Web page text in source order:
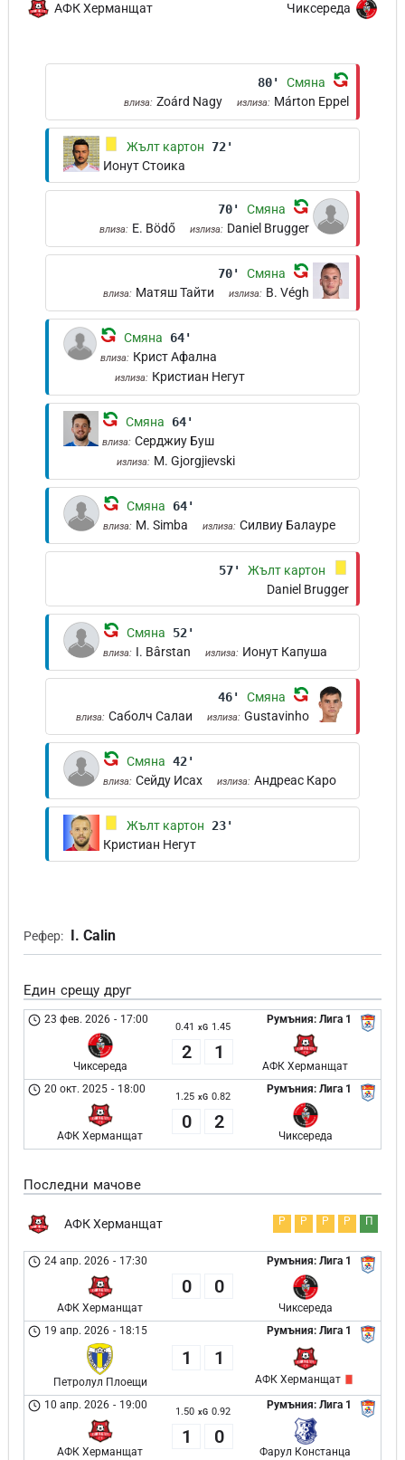
АФК Херманщат Чиксереда
80' Смяна
влиза: Zoárd Nagy излиза: Márton Eppel
Жълт картон
72'
Ионут Стоика
70' Смяна
влиза: E. Bödő излиза: Daniel Brugger
70' Смяна
влиза: Матяш Тайти излиза: B. Végh
Смяна 64'
влиза: Крист Афална
излиза: Кристиан Негут
Смяна 64'
влиза: Серджиу Буш
излиза: M. Gjorgjievski
Смяна 64'
влиза: M. Simba излиза: Силвиу Балауре
57'
Жълт картон
Daniel Brugger
Смяна 52'
влиза: I. Bârstan излиза: Ионут Капуша
46' Смяна
влиза: Саболч Салаи излиза: Gustavinho
Смяна 42'
влиза: Сейду Исах излиза: Андреас Каро
Жълт картон
23'
Кристиан Негут
Рефер: I. Calin
Един срещу друг
Румъния: Лига 1
23 фев. 2026 - 17:00
Чиксереда
0.41 xG 1.45
2 1
АФК Херманщат
Румъния: Лига 1
20 окт. 2025 - 18:00
АФК Херманщат
1.25 xG 0.82
0 2
Чиксереда
Последни мачове
АФК Херманщат Р Р Р Р П
Румъния: Лига 1
24 апр. 2026 - 17:30
АФК Херманщат
0 0
Чиксереда
Румъния: Лига 1
19 апр. 2026 - 18:15
Петролул Плоещи
1 1
АФК Херманщат
Румъния: Лига 1
10 апр. 2026 - 19:00
АФК Херманщат
1.50 xG 0.92
1 0
Фарул Констанца